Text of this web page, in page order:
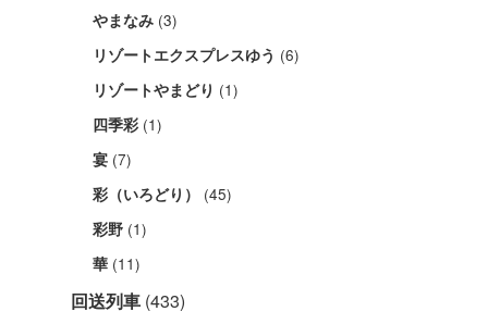
やまなみ (3)
リゾートエクスプレスゆう (6)
リゾートやまどり (1)
四季彩 (1)
宴 (7)
彩（いろどり） (45)
彩野 (1)
華 (11)
回送列車 (433)